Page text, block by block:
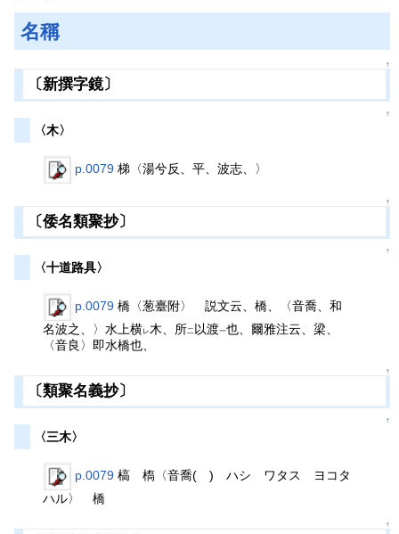
名稱
↑
〔新撰字鏡〕
↑
〈木〉
p.0079 梯〈湯兮反、平、波志、〉
↑
〔倭名類聚抄〕
↑
〈十道路具〉
p.0079 橋〈葱臺附〉 説文云、橋、〈音喬、和
名波之、〉水上横レ木、所二以渡一也、爾雅注云、梁、
〈音良〉即水橋也、
↑
〔類聚名義抄〕
↑
〈三木〉
p.0079 槁 槗〈音喬(ゝ) ハシ ワタス ヨコタ
ハル〉 橋
↑